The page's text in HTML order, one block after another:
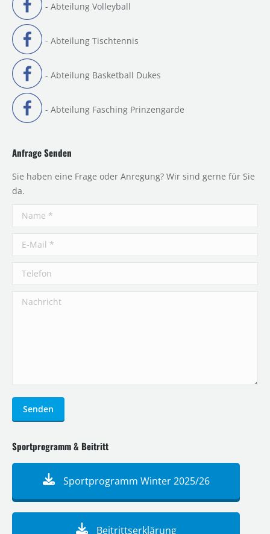
- Abteilung Volleyball
- Abteilung Tischtennis
- Abteilung Basketball Dukes
- Abteilung Fasching Prinzengarde
Anfrage Senden
Sie haben eine Frage oder Anregung? Wir sind gerne für Sie
da.
Name *
E-Mail *
Telefon
Nachricht
Senden
Sportprogramm & Beitritt
Sportprogramm Winter 2025/26
Beitrittserklärung